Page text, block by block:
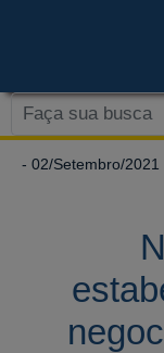
- 02/Setembro/2021